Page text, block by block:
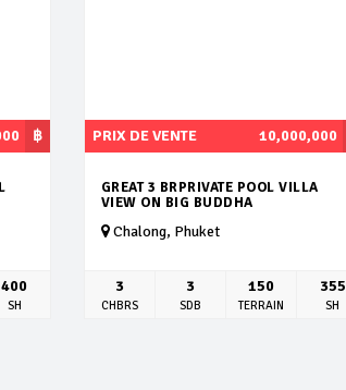
฿
400
SH
PRIX DE VENTE 10,000,000
GREAT 3 BRPRIVATE POOL VILLA
VIEW ON BIG BUDDHA
Chalong, Phuket
3
CHBRS
3
SDB
150
TERRAIN
355
SH